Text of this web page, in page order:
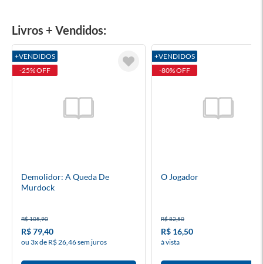
Livros + Vendidos:
+VENDIDOS
-25% OFF
Demolidor: A Queda De
Murdock
R$ 105,90
R$ 79,40
ou 3x de R$ 26,46 sem juros
+VENDIDOS
-80% OFF
O Jogador
R$ 82,50
R$ 16,50
à vista